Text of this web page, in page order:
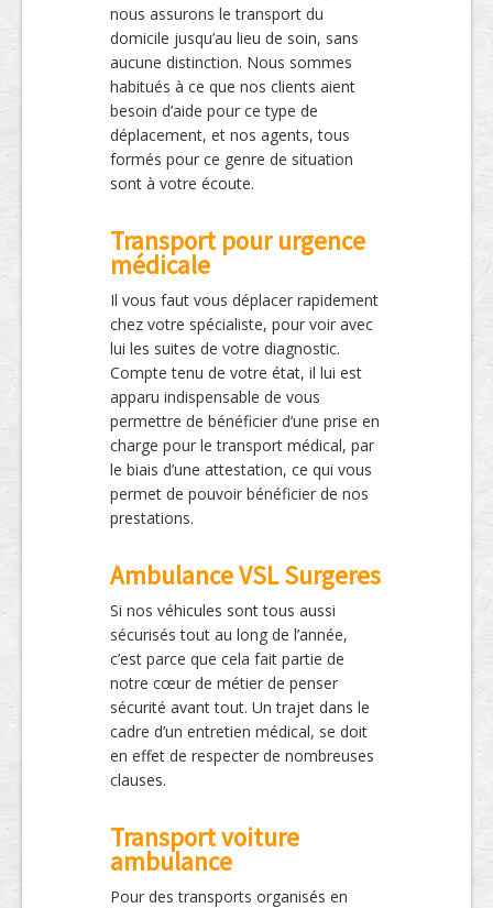
nous assurons le transport du
domicile jusqu’au lieu de soin, sans
aucune distinction. Nous sommes
habitués à ce que nos clients aient
besoin d’aide pour ce type de
déplacement, et nos agents, tous
formés pour ce genre de situation
sont à votre écoute.
Transport pour urgence
médicale
Il vous faut vous déplacer rapidement
chez votre spécialiste, pour voir avec
lui les suites de votre diagnostic.
Compte tenu de votre état, il lui est
apparu indispensable de vous
permettre de bénéficier d’une prise en
charge pour le transport médical, par
le biais d’une attestation, ce qui vous
permet de pouvoir bénéficier de nos
prestations.
Ambulance VSL Surgeres
Si nos véhicules sont tous aussi
sécurisés tout au long de l’année,
c’est parce que cela fait partie de
notre cœur de métier de penser
sécurité avant tout. Un trajet dans le
cadre d’un entretien médical, se doit
en effet de respecter de nombreuses
clauses.
Transport voiture
ambulance
Pour des transports organisés en